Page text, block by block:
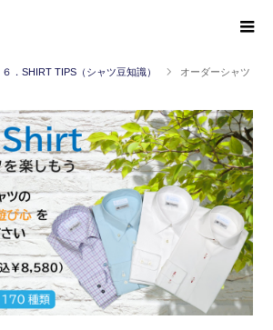
６．SHIRT TIPS（シャツ豆知識）
オーダーシャツ